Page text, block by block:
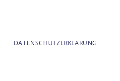
DATENSCHUTZERKLÄRUNG